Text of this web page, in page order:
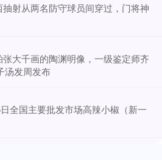
射从两名防守球员间穿过，门将神
大千画的陶渊明像，一级鉴定师齐
汤发周发布
全国主要批发市场高辣小椒（新一